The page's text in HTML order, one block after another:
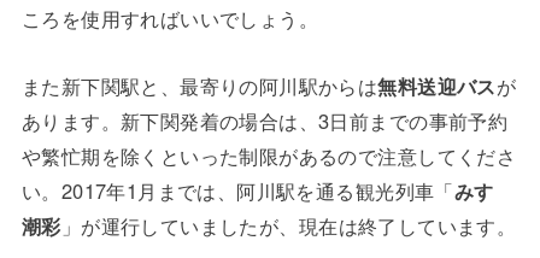
ころを使用すればいいでしょう。
また新下関駅と、最寄りの阿川駅からは無料送迎バスが
あります。新下関発着の場合は、3日前までの事前予約
や繁忙期を除くといった制限があるので注意してくださ
い。2017年1月までは、阿川駅を通る観光列車「みすゞ
潮彩 」が運行していましたが、現在は終了しています。